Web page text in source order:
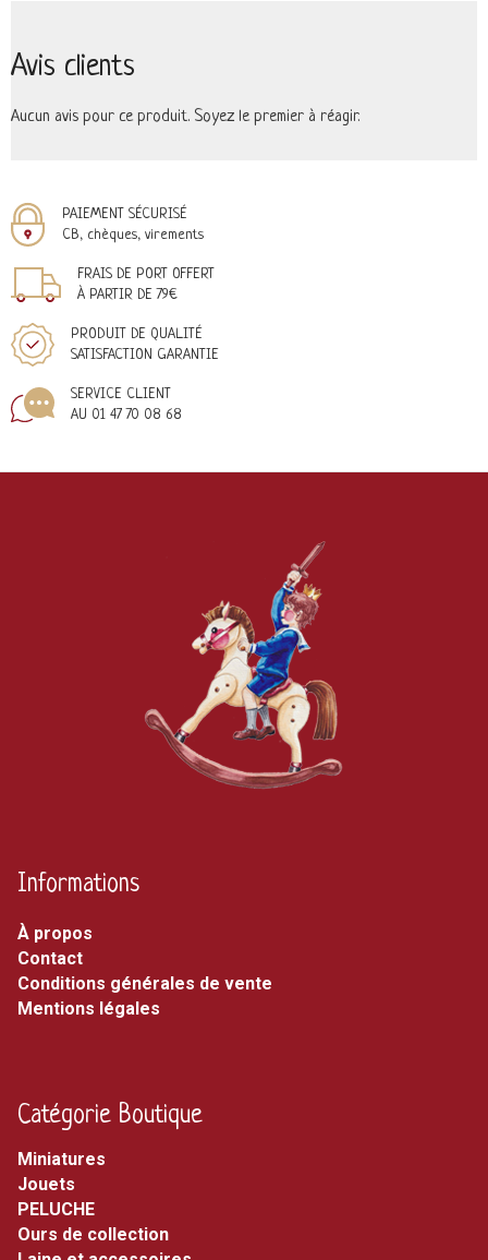
Avis clients
Aucun avis pour ce produit. Soyez le premier à réagir.
PAIEMENT SÉCURISÉ
CB, chèques, virements
FRAIS DE PORT OFFERT
À PARTIR DE 79€
PRODUIT DE QUALITÉ
SATISFACTION GARANTIE
SERVICE CLIENT
AU 01 47 70 08 68
Informations
À propos
Contact
Conditions générales de vente
Mentions légales
Catégorie Boutique
miniatures
jouets
PELUCHE
ours de collection